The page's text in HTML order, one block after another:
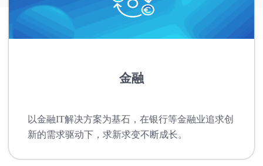
金融
以金融IT解决方案为基石，在银行等金融业追求创
新的需求驱动下，求新求变不断成长。